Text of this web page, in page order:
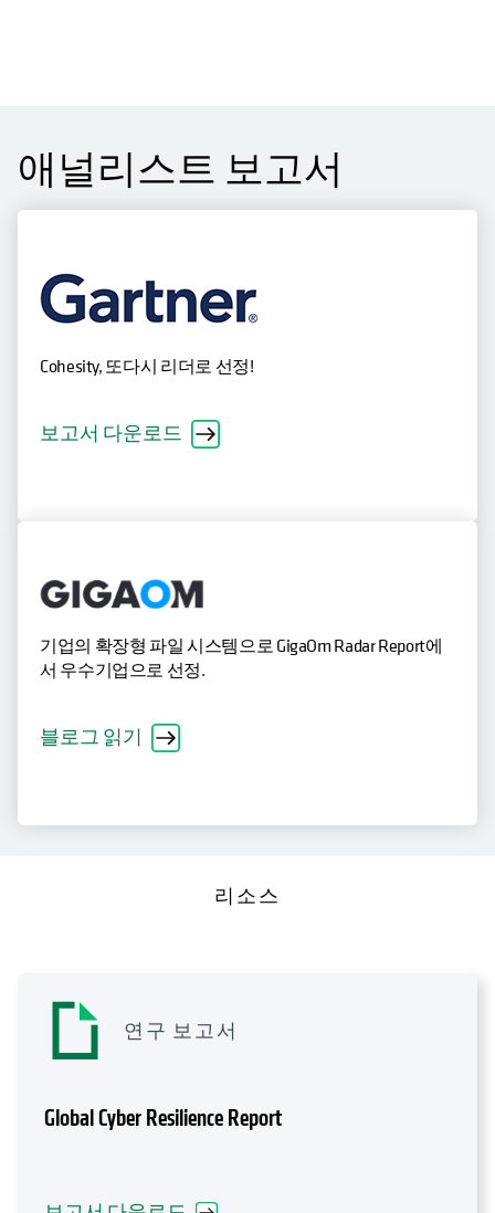
애널리스트 보고서
Cohesity, 또다시 리더로 선정!
보고서 다운로드
기업의 확장형 파일 시스템으로 GigaOm Radar Report에
서 우수기업으로 선정.
블로그 읽기
리소스
연구 보고서
Global Cyber Resilience Report